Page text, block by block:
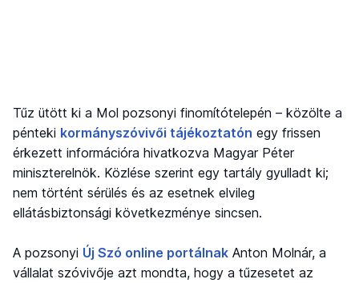
Tűz ütött ki a Mol pozsonyi finomítótelepén – közölte a
pénteki kormányszóvivői tájékoztatón egy frissen
érkezett információra hivatkozva Magyar Péter
miniszterelnök. Közlése szerint egy tartály gyulladt ki;
nem történt sérülés és az esetnek elvileg
ellátásbiztonsági következménye sincsen.
A pozsonyi Új Szó online portálnak Anton Molnár, a
vállalat szóvivője azt mondta, hogy a tűzesetet az